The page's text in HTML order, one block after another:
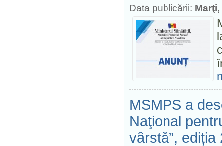
Data publicării:
MSMPS a
Naţional
vârstă”, ediția